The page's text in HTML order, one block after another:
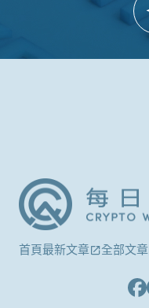
首頁最新文章 全部文章